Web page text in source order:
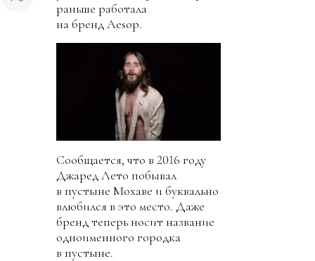
раньше работала
на бренд Aesop.
Сообщается, что в 2016 году
Джаред Лето побывал
в пустыне Мохаве и буквально
влюбился в это место. Даже
бренд теперь носит название
одноименного городка
в пустыне.